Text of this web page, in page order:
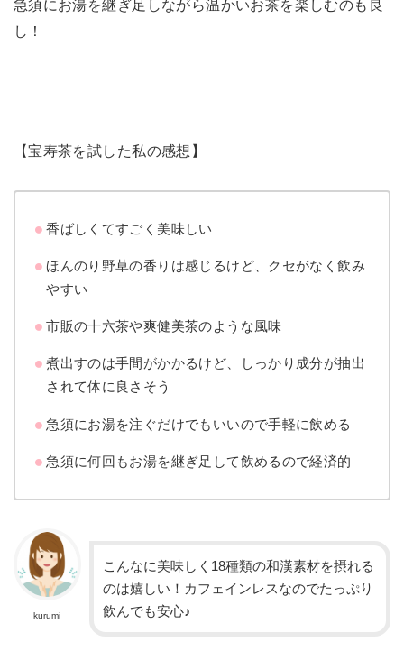
急須にお湯を継ぎ足しながら温かいお茶を楽しむのも良
し！
【宝寿茶を試した私の感想】
香ばしくてすごく美味しい
ほんのり野草の香りは感じるけど、クセがなく飲み
やすい
市販の十六茶や爽健美茶のような風味
煮出すのは手間がかかるけど、しっかり成分が抽出
されて体に良さそう
急須にお湯を注ぐだけでもいいので手軽に飲める
急須に何回もお湯を継ぎ足して飲めるので経済的
kurumi
こんなに美味しく18種類の和漢素材を摂れる
のは嬉しい！カフェインレスなのでたっぷり
飲んでも安心♪